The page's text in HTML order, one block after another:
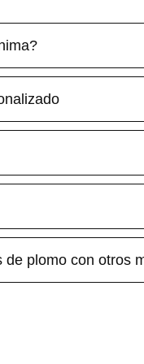
de plomo con otros